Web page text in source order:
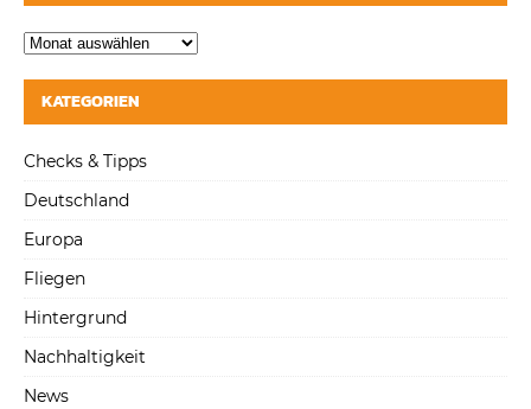
KATEGORIEN
Checks & Tipps
Deutschland
Europa
Fliegen
Hintergrund
Nachhaltigkeit
News